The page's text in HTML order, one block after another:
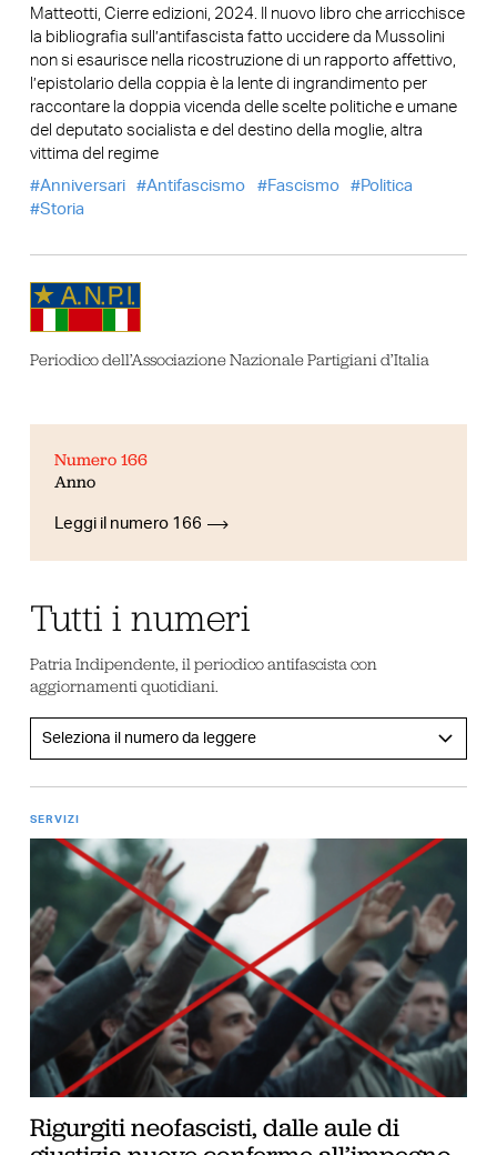
Matteotti, Cierre edizioni, 2024. Il nuovo libro che arricchisce
la bibliografia sull’antifascista fatto uccidere da Mussolini
non si esaurisce nella ricostruzione di un rapporto affettivo,
l’epistolario della coppia è la lente di ingrandimento per
raccontare la doppia vicenda delle scelte politiche e umane
del deputato socialista e del destino della moglie, altra
vittima del regime
Anniversari
Antifascismo Fascismo
Politica
Storia
Periodico dell’Associazione Nazionale Partigiani d’Italia
Numero 166
Anno
Leggi il numero 166
Tutti i numeri
Patria Indipendente, il periodico antifascista con
aggiornamenti quotidiani.
SERVIZI
Rigurgiti neofascisti, dalle aule di